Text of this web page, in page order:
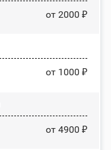
от 2000 ₽
от 1000 ₽
от 4900 ₽